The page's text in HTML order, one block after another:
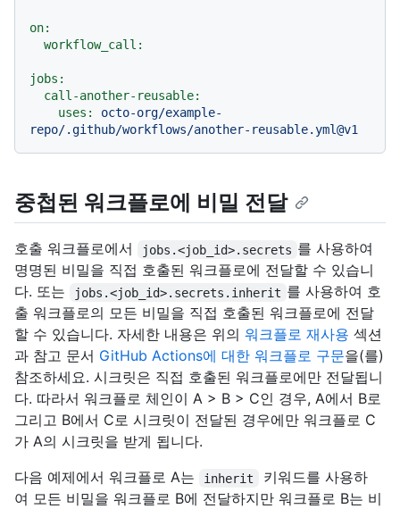
on:
workflow_call:
jobs:
call-another-reusable:
uses:
octo-org/example-
repo/.github/workflows/another-reusable.yml@v1
중첩된 워크플로에 비밀 전달
호출 워크플로에서 jobs.<job_id>.secrets 를 사용하여
명명된 비밀을 직접 호출된 워크플로에 전달할 수 있습니
다. 또는
jobs.<job_id>.secrets.inherit 를 사용하여 호
출 워크플로의 모든 비밀을 직접 호출된 워크플로에 전달
할 수 있습니다. 자세한 내용은 위의 워크플로 재사용 섹션
과 참고 문서 GitHub Actions에 대한 워크플로 구문을(를)
참조하세요. 시크릿은 직접 호출된 워크플로에만 전달됩니
다. 따라서 워크플로 체인이 A > B > C인 경우, A에서 B로
그리고 B에서 C로 시크릿이 전달된 경우에만 워크플로 C
가 A의 시크릿을 받게 됩니다.
다음 예제에서 워크플로 A는
inherit
키워드를 사용하
여 모든 비밀을 워크플로 B에 전달하지만 워크플로 B는 비